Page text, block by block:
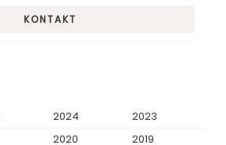
KONTAKT
2024
2023
2020
2019